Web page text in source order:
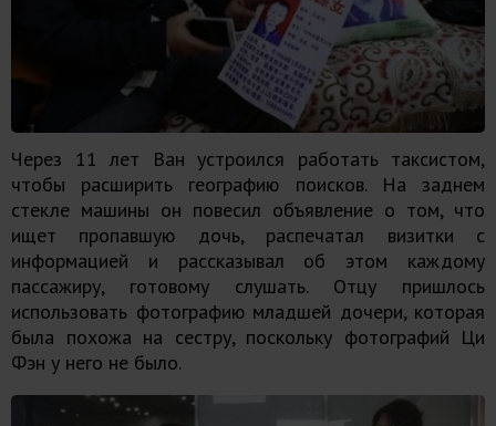
Через 11 лет Ван устроился работать таксистом,
чтобы расширить географию поисков. На заднем
стекле машины он повесил объявление о том, что
ищет пропавшую дочь, распечатал визитки с
информацией и рассказывал об этом каждому
пассажиру, готовому слушать. Отцу пришлось
использовать фотографию младшей дочери, которая
была похожа на сестру, поскольку фотографий Ци
Фэн у него не было.